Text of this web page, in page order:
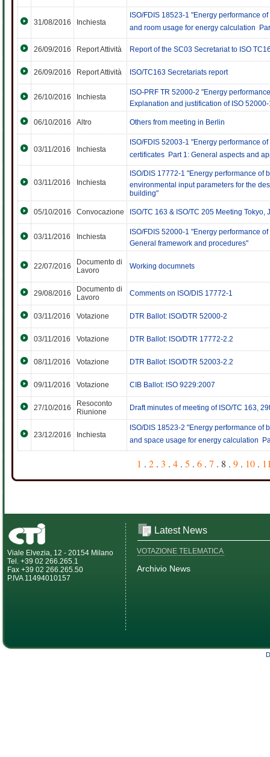
31/08/2016 Inchiesta
ISO/FDIS 18523-1 "Energy performance
and room usage for energy calculation 
26/09/2016 Report Attività Report of the SC03 Secretariat to ISO
26/09/2016 Report Attività ISO/TC163 Secretariats report
26/10/2016 Inchiesta
ISO-PRF TR 52000-2 "Energy
Explanation and justification of ISO
06/10/2016 Altro Others from meeting in Berlin
03/11/2016 Inchiesta
ISO/FDIS 52003-1 "Energy performance
certificates  Part 1: General aspects and
03/11/2016 Inchiesta
ISO/DIS 17772-1 "Energy performance of
environmental input parameters for the
building"
05/10/2016 Convocazione ISO/TC 163 & ISO/TC 205 Meeting Tokyo,
03/11/2016 Inchiesta
ISO/FDIS 52000-1 "Energy performance
General framework and procedures"
22/07/2016
Documento di
Lavoro
Working documnets
29/08/2016
Documento di
Lavoro
Comments on ISO/DIS 17772-1
03/11/2016 Votazione DTR Ballot: ISO/DTR 52000-2
03/11/2016 Votazione DTR Ballot: ISO/DTR 17772-2.2
08/11/2016 Votazione DTR Ballot: ISO/DTR 52003-2.2
09/11/2016 Votazione CIB Ballot: ISO 9229:2007
27/10/2016
Resoconto
Riunione
Draft minutes of meeting of ISO/TC 163,
23/12/2016 Inchiesta
ISO/DIS 18523-2 "Energy performance of
and space usage for energy calculation 
1 . 2 . 3 . 4 . 5 . 6 . 7 . 8 . 9 . 10 .
Viale Elvezia, 12 - 20154 Milano
Tel. +39 02 266.265.1
Fax +39 02 266.265.50
P.IVA 11494010157
Latest News
VOTAZIONE TELEMATICA
Archivio News